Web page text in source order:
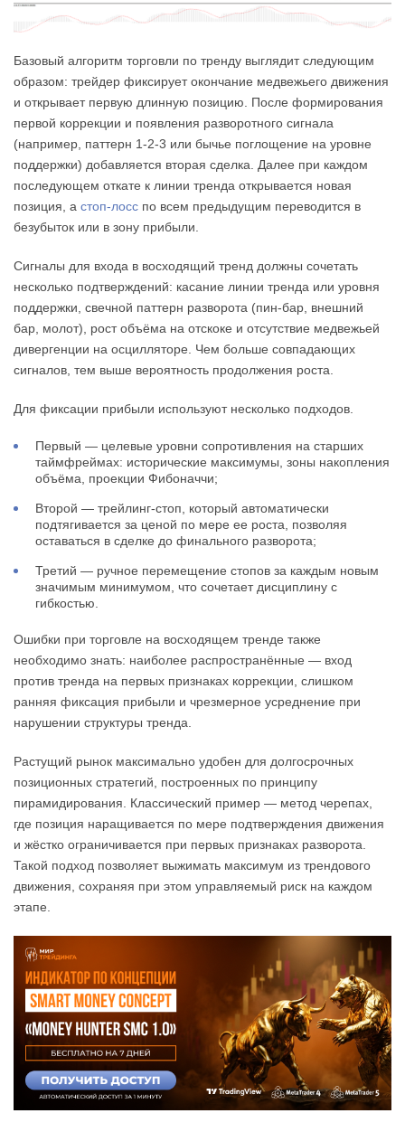
Базовый алгоритм торговли по тренду выглядит следующим
образом: трейдер фиксирует окончание медвежьего движения
и открывает первую длинную позицию. После формирования
первой коррекции и появления разворотного сигнала
(например, паттерн 1-2-3 или бычье поглощение на уровне
поддержки) добавляется вторая сделка. Далее при каждом
последующем откате к линии тренда открывается новая
позиция, а стоп-лосс по всем предыдущим переводится в
безубыток или в зону прибыли.
Сигналы для входа в восходящий тренд должны сочетать
несколько подтверждений: касание линии тренда или уровня
поддержки, свечной паттерн разворота (пин-бар, внешний
бар, молот), рост объёма на отскоке и отсутствие медвежьей
дивергенции на осцилляторе. Чем больше совпадающих
сигналов, тем выше вероятность продолжения роста.
Для фиксации прибыли используют несколько подходов.
Первый — целевые уровни сопротивления на старших
таймфреймах: исторические максимумы, зоны накопления
объёма, проекции Фибоначчи;
Второй — трейлинг-стоп, который автоматически
подтягивается за ценой по мере ее роста, позволяя
оставаться в сделке до финального разворота;
Третий — ручное перемещение стопов за каждым новым
значимым минимумом, что сочетает дисциплину с
гибкостью.
Ошибки при торговле на восходящем тренде также
необходимо знать: наиболее распространённые — вход
против тренда на первых признаках коррекции, слишком
ранняя фиксация прибыли и чрезмерное усреднение при
нарушении структуры тренда.
Растущий рынок максимально удобен для долгосрочных
позиционных стратегий, построенных по принципу
пирамидирования. Классический пример — метод черепах,
где позиция наращивается по мере подтверждения движения
и жёстко ограничивается при первых признаках разворота.
Такой подход позволяет выжимать максимум из трендового
движения, сохраняя при этом управляемый риск на каждом
этапе.